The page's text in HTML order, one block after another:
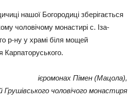
нашої Богородиці зберігається
чоловічому монастирі с. Іза-
р-ну у храмі біля мощей
Карпаторуського.
ієромонах Пімен (Мацола),
Грушівського чоловічого монастиря